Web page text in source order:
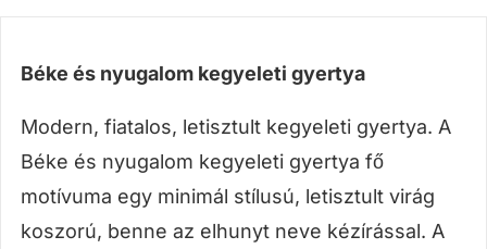
Béke és nyugalom kegyeleti gyertya
Modern, fiatalos, letisztult kegyeleti gyertya. A
Béke és nyugalom kegyeleti gyertya fő
motívuma egy minimál stílusú, letisztult virág
koszorú, benne az elhunyt neve kézírással. A